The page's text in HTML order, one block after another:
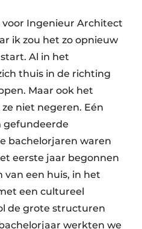
Ingenieur Architect
ik zou het zo opnieuw
Al in het
thuis in de richting
Maar ook het
niet negeren. Eén
gefundeerde
bachelorjaren waren
eerste jaar begonnen
een huis, in het
een cultureel
de grote structuren
werkten we